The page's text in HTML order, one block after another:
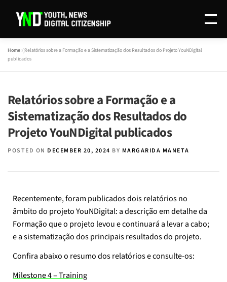
O PROJETO
DISSEMINAÇÃO CONTACTOS EN
Home »Relatórios sobre a Formação e a Sistematização dos Resultados do Projeto YouNDigital
publicados
Relatórios sobre a Formação e a
Sistematização dos Resultados do
Projeto YouNDigital publicados
POSTED ON DECEMBER 20, 2024 BY MARGARIDA MANETA
Recentemente, foram publicados dois relatórios no
âmbito do projeto YouNDigital: a descrição em detalhe da
Formação que o projeto levou e continuará a levar a cabo;
e a sistematização dos principais resultados do projeto.
Confira abaixo o resumo dos relatórios e consulte-os:
Milestone 4 – Training